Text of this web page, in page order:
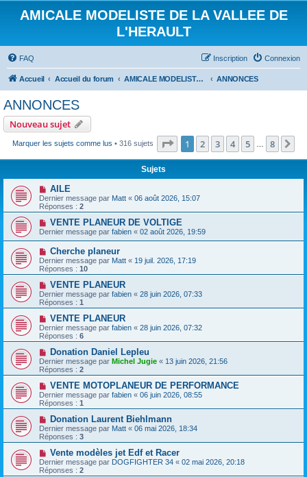
AMICALE MODELISTE DE LA VALLEE DE
L'HERAULT
FAQ Connexion
Inscription
Accueil Accueil du forum AMICALE MODELISTE DE LA VALLEE DE L'HERAULT ANNONCES
ANNONCES
Nouveau sujet
Marquer les sujets comme lus • 316 sujets Page 1sur8
1 2 3 4 5 8
Sujets
AILE
Dernier message par Matt « 06 août 2026, 15:07
Réponses : 2
VENTE PLANEUR DE VOLTIGE
Dernier message par fabien « 02 août 2026, 19:59
Cherche planeur
Dernier message par Matt « 19 juil. 2026, 17:19
Réponses : 10
VENTE PLANEUR
Dernier message par fabien « 28 juin 2026, 07:33
Réponses : 1
VENTE PLANEUR
Dernier message par fabien « 28 juin 2026, 07:32
Réponses : 6
Donation Daniel Lepleu
Dernier message par Michel Jugie « 13 juin 2026, 21:56
Réponses : 2
VENTE MOTOPLANEUR DE PERFORMANCE
Dernier message par fabien « 06 juin 2026, 08:55
Réponses : 1
Donation Laurent Biehlmann
Dernier message par Matt « 06 mai 2026, 18:34
Réponses : 3
Vente modèles jet Edf et Racer
Dernier message par DOGFIGHTER 34 « 02 mai 2026, 20:18
Réponses : 2